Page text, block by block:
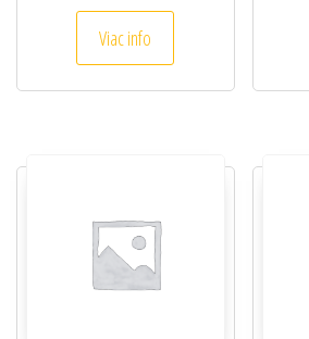
Viac info